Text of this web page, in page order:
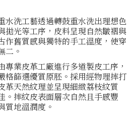
水洗工藝透過轉鼓重水洗出理想色
拋光等工序，皮料呈現自然皺褶與
作舊質感與獨特的手工溫度，使穿
二。
專業皮革工廠進行多道製皮工序，
格篩選優質原胚。採用經物理摔打
革天然紋理並呈現細緻荔枝紋質
。摔紋皮表面層次自然且手感豐
質地溫潤度。